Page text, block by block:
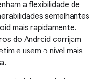
a flexibilidade de
semelhantes
mais rapidamente.
do Android corrijam
e usem o nível mais